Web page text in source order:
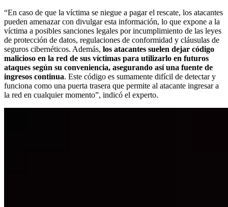
“En caso de que la víctima se niegue a pagar el rescate, los atacantes
pueden amenazar con divulgar esta información, lo que expone a la
víctima a posibles sanciones legales por incumplimiento de las leyes
de protección de datos, regulaciones de conformidad y cláusulas de
seguros cibernéticos. Además, los atacantes suelen dejar código
malicioso en la red de sus víctimas para utilizarlo en futuros
ataques según su conveniencia, asegurando así una fuente de
ingresos continua. Este código es sumamente difícil de detectar y
funciona como una puerta trasera que permite al atacante ingresar a
la red en cualquier momento”, indicó el experto.